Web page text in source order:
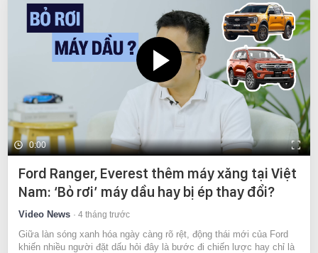
0:00
Ford Ranger, Everest thêm máy xăng tại Việt
Nam: ‘Bỏ rơi’ máy dầu hay bị ép thay đổi?
Video News 4 tháng trước
Giữa làn sóng xanh hóa ngày càng rõ rệt, động thái mới của Ford
khiến nhiều người đặt dấu hỏi đây là bước đi chiến lược hay chỉ là